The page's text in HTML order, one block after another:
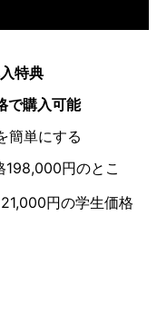
特典
で購入可能
簡単にする
198,000円のとこ
円の学生価格